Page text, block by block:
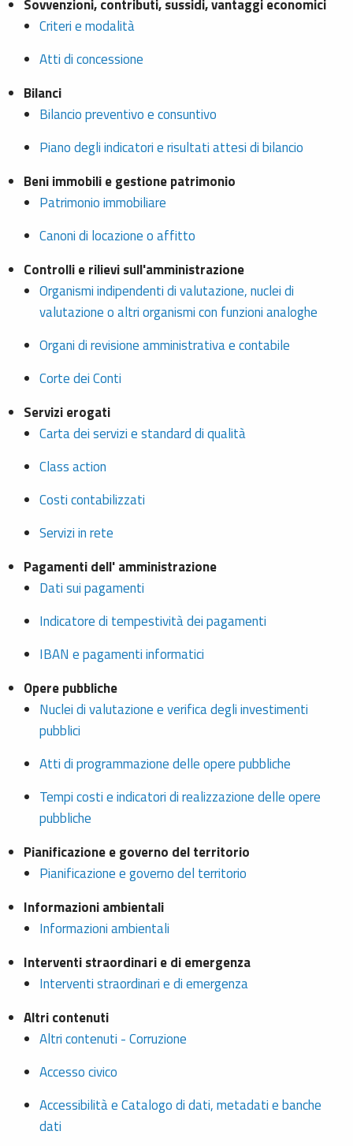
Sovvenzioni, contributi, sussidi, vantaggi economici
Criteri e modalità
Atti di concessione
Bilanci
Bilancio preventivo e consuntivo
Piano degli indicatori e risultati attesi di bilancio
Beni immobili e gestione patrimonio
Patrimonio immobiliare
Canoni di locazione o affitto
Controlli e rilievi sull'amministrazione
Organismi indipendenti di valutazione, nuclei di
valutazione o altri organismi con funzioni analoghe
Organi di revisione amministrativa e contabile
Corte dei Conti
Servizi erogati
Carta dei servizi e standard di qualità
Class action
Costi contabilizzati
Servizi in rete
Pagamenti dell' amministrazione
Dati sui pagamenti
Indicatore di tempestività dei pagamenti
IBAN e pagamenti informatici
Opere pubbliche
Nuclei di valutazione e verifica degli investimenti
pubblici
Atti di programmazione delle opere pubbliche
Tempi costi e indicatori di realizzazione delle opere
pubbliche
Pianificazione e governo del territorio
Pianificazione e governo del territorio
Informazioni ambientali
Informazioni ambientali
Interventi straordinari e di emergenza
Interventi straordinari e di emergenza
Altri contenuti
Altri contenuti - Corruzione
Accesso civico
Accessibilità e Catalogo di dati, metadati e banche
dati